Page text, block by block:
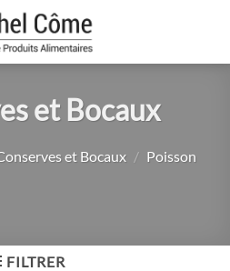
et Bocaux
et Bocaux / Poisson
FILTRER